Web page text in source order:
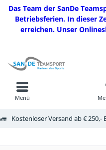
Das Team der SanDe
Betriebsferien. In dieser
erreichen. Unser
Kostenloser Versand ab € 250,-
Menü